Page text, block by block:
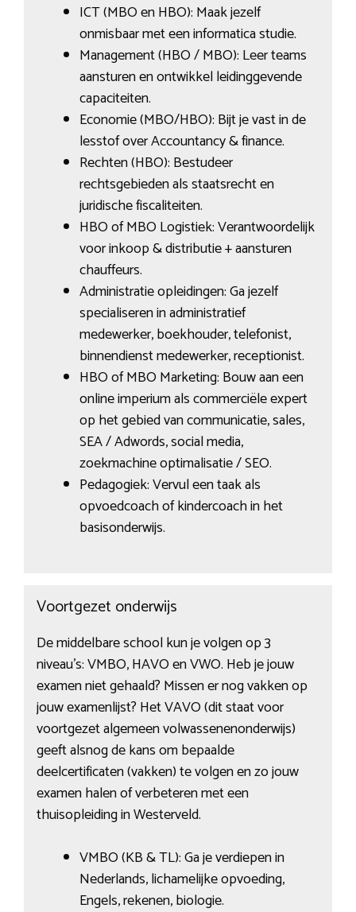
ICT (MBO en HBO): Maak jezelf
onmisbaar met een informatica studie.
Management (HBO / MBO): Leer teams
aansturen en ontwikkel leidinggevende
capaciteiten.
Economie (MBO/HBO): Bijt je vast in de
lesstof over Accountancy & finance.
Rechten (HBO): Bestudeer
rechtsgebieden als staatsrecht en
juridische fiscaliteiten.
HBO of MBO Logistiek: Verantwoordelijk
voor inkoop & distributie + aansturen
chauffeurs.
Administratie opleidingen: Ga jezelf
specialiseren in administratief
medewerker, boekhouder, telefonist,
binnendienst medewerker, receptionist.
HBO of MBO Marketing: Bouw aan een
online imperium als commerciële expert
op het gebied van communicatie, sales,
SEA / Adwords, social media,
zoekmachine optimalisatie / SEO.
Pedagogiek: Vervul een taak als
opvoedcoach of kindercoach in het
basisonderwijs.
Voortgezet onderwijs
De middelbare school kun je volgen op 3
niveau’s: VMBO, HAVO en VWO. Heb je jouw
examen niet gehaald? Missen er nog vakken op
jouw examenlijst? Het VAVO (dit staat voor
voortgezet algemeen volwassenenonderwijs)
geeft alsnog de kans om bepaalde
deelcertificaten (vakken) te volgen en zo jouw
examen halen of verbeteren met een
thuisopleiding in Westerveld.
VMBO (KB & TL): Ga je verdiepen in
Nederlands, lichamelijke opvoeding,
Engels, rekenen, biologie.